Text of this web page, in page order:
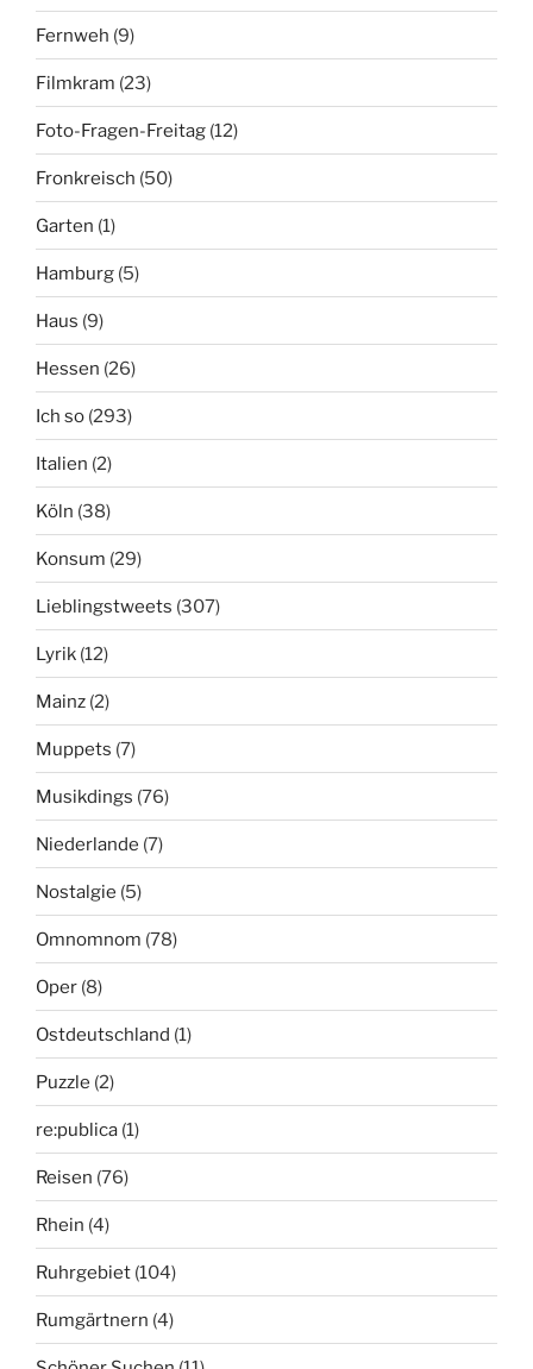
Fernweh (9)
Filmkram (23)
Foto-Fragen-Freitag (12)
Fronkreisch (50)
Garten (1)
Hamburg (5)
Haus (9)
Hessen (26)
Ich so (293)
Italien (2)
Köln (38)
Konsum (29)
Lieblingstweets (307)
Lyrik (12)
Mainz (2)
Muppets (7)
Musikdings (76)
Niederlande (7)
Nostalgie (5)
Omnomnom (78)
Oper (8)
Ostdeutschland (1)
Puzzle (2)
re:publica (1)
Reisen (76)
Rhein (4)
Ruhrgebiet (104)
Rumgärtnern (4)